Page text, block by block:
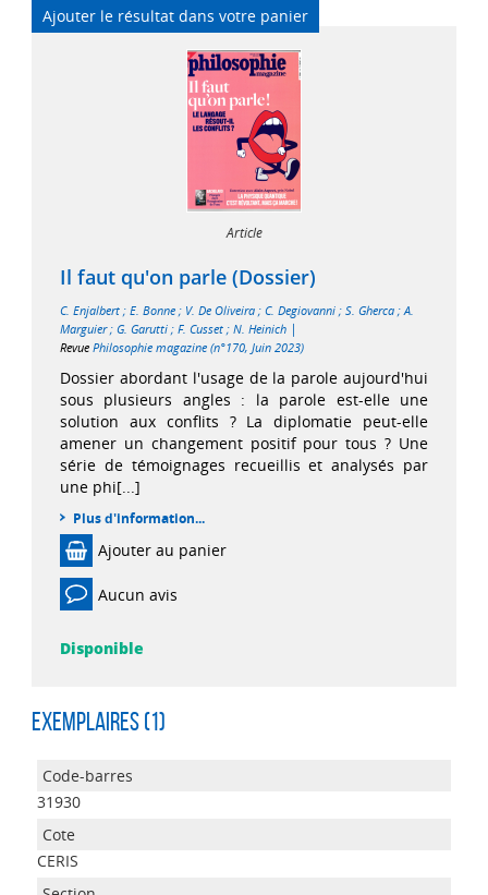
Ajouter le résultat dans votre panier
Article
Il faut qu'on parle (Dossier)
C. Enjalbert; E. Bonne; V. De Oliveira; C. Degiovanni; S. Gherca;A.
Marguier; G. Garutti; F. Cusset; N. Heinich |
Revue Philosophie magazine (n°170, Juin 2023)
Dossier abordant l'usage de la parole aujourd'hui
sous plusieurs angles : la parole est-elle une
solution aux conflits ? La diplomatie peut-elle
amener un changement positif pour tous ? Une
série de témoignages recueillis et analysés par
une phi[...]
Plus d'information...
Ajouter au panier
Aucun avis
Disponible
Exemplaires (1)
31930
CERIS